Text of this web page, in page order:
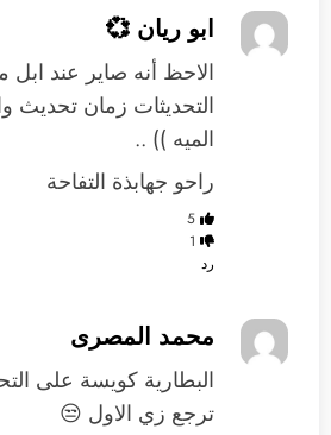
ابو ريان 💞
الاحظ أنه صاير عند
التحديثات زمان
الميه )) ..
راحو جهابذة التفاحة
5
1
رد
محمد المصرى
ترجع زي الاول 😒